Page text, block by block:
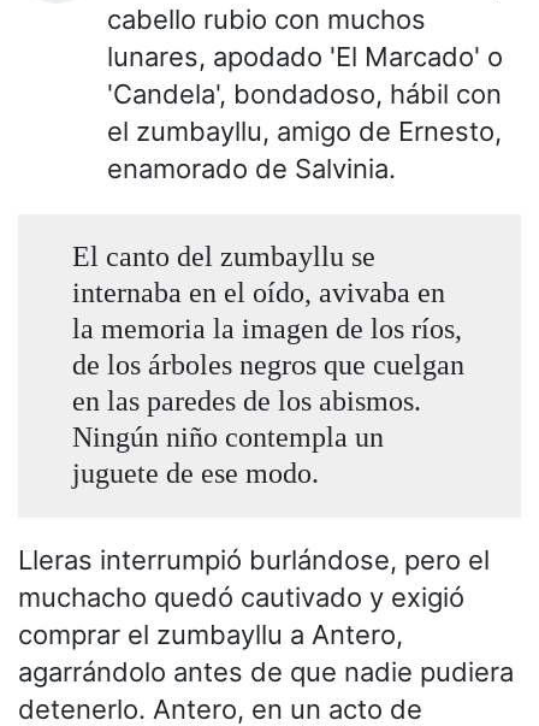
cabello rubio con muchos
lunares, apodado 'El Marcado' o
'Candela', bondadoso, hábil con
el zumbayllu, amigo de Ernesto,
enamorado de Salvinia.
El canto del zumbayllu se
internaba en el oído, avivaba en
la memoria la imagen de los ríos,
de los árboles negros que cuelgan
en las paredes de los abismos.
Ningún niño contempla un
juguete de ese modo.
Lleras interrumpió burlándose, pero el
muchacho quedó cautivado y exigió
comprar el zumbayllu a Antero,
agarrándolo antes de que nadie pudiera
detenerlo. Antero, en un acto de